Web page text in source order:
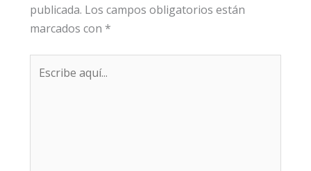
publicada. Los campos obligatorios están
marcados con *
aquí...